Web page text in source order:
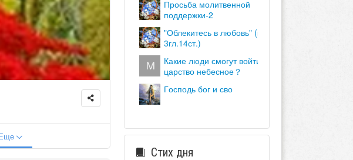
просьба молитвенной
поддержки-2
"облекитесь в любовь" (кол.
3гл.14ст.)
какие люди смогут войти в
царство небесное？
господь бог и сво
Стих дня